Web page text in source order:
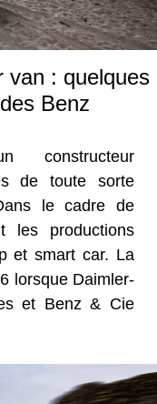
van : quelques
Benz
constructeur
de toute sorte
le cadre de
les productions
et smart car. La
lorsque Daimler-
et Benz & Cie